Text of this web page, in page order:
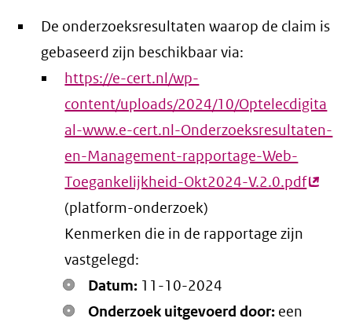
De onderzoeksresultaten waarop de claim is
gebaseerd zijn beschikbaar via:
https://e-cert.nl/wp-
content/uploads/2024/10/Optelecdigita
al-www.e-cert.nl-Onderzoeksresultaten-
en-Management-rapportage-Web-
Toegankelijkheid-Okt2024-V.2.0.pdf
(platform-onderzoek)
Kenmerken die in de rapportage zijn
vastgelegd:
Datum: 11-10-2024
Onderzoek uitgevoerd door: een